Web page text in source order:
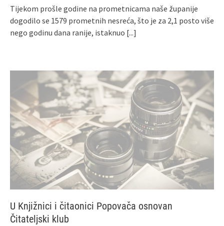
Tijekom prošle godine na prometnicama naše županije
dogodilo se 1579 prometnih nesreća, što je za 2,1 posto više
nego godinu dana ranije, istaknuo [...]
U Knjižnici i čitaonici Popovača osnovan
Čitateljski klub